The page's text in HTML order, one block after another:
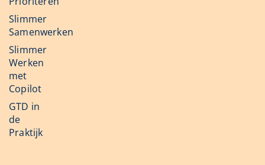
Slimmer
Samenwerken
Slimmer
Werken
met
Copilot
GTD in
de
Praktijk